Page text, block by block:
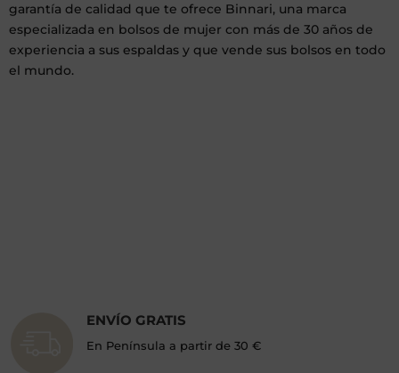
garantía de calidad que te ofrece Binnari, una marca
especializada en bolsos de mujer con más de 30 años de
experiencia a sus espaldas y que vende sus bolsos en todo
el mundo.
ENVÍO GRATIS
En Península a partir de 30 €